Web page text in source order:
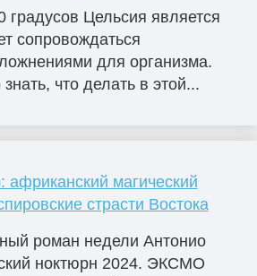
градусов Цельсия является
сопровождаться
для организма.
что делать в этой...
африканский магический
страсти Востока
роман недели Антонио
ноктюрн 2024. ЭКСМО